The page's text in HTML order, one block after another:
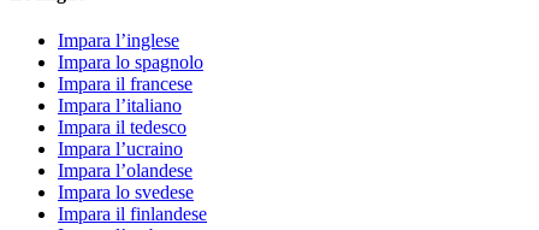
Impara l’inglese
Impara lo spagnolo
Impara il francese
Impara l’italiano
Impara il tedesco
Impara l’ucraino
Impara l’olandese
Impara lo svedese
Impara il finlandese